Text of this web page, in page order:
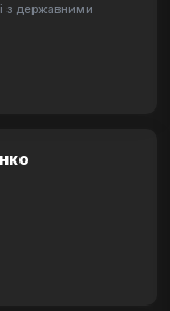
з державними